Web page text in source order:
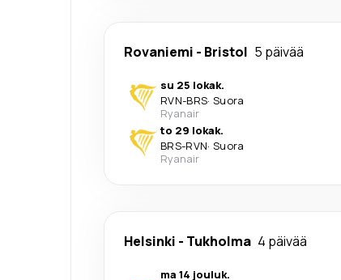
Rovaniemi - Bristol 5 päivää
su 25 lokak.
RVN-BRS· Suora
Ryanair
to 29 lokak.
BRS-RVN· Suora
Ryanair
Helsinki - Tukholma 4 päivää
ma 14 jouluk.